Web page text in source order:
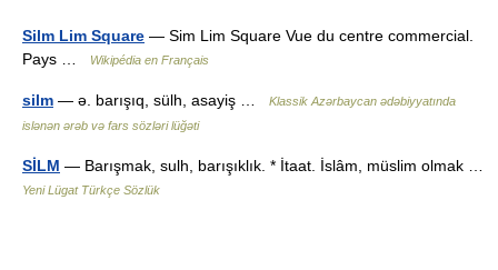
Silm Lim Square — Sim Lim Square Vue du centre commercial.
Pays …
Wikipédia en Français
silm — ə. barışıq, sülh, asayiş …
Klassik Azərbaycan ədəbiyyatında
islənən ərəb və fars sözləri lüğəti
SİLM — Barışmak, sulh, barışıklık. * İtaat. İslâm, müslim olmak …
Yeni Lügat Türkçe Sözlük